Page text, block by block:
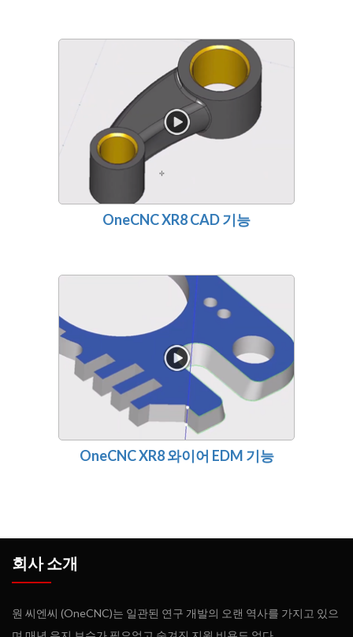
OneCNC XR8 CAD 기능
OneCNC XR8 와이어 EDM 기능
회사 소개
원 씨엔씨 (OneCNC)는 일관된 연구 개발의 오랜 역사를 가지고 있으